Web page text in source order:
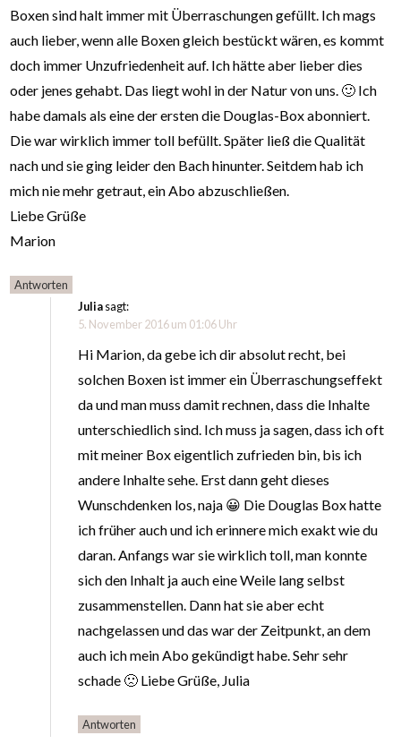
Boxen sind halt immer mit Überraschungen gefüllt. Ich mags
auch lieber, wenn alle Boxen gleich bestückt wären, es kommt
doch immer Unzufriedenheit auf. Ich hätte aber lieber dies
oder jenes gehabt. Das liegt wohl in der Natur von uns. 🙂 Ich
habe damals als eine der ersten die Douglas-Box abonniert.
Die war wirklich immer toll befüllt. Später ließ die Qualität
nach und sie ging leider den Bach hinunter. Seitdem hab ich
mich nie mehr getraut, ein Abo abzuschließen.
Liebe Grüße
Marion
Antworten
Juliasagt:
5. November 2016 um 01:06 Uhr
Hi Marion, da gebe ich dir absolut recht, bei
solchen Boxen ist immer ein Überraschungseffekt
da und man muss damit rechnen, dass die Inhalte
unterschiedlich sind. Ich muss ja sagen, dass ich oft
mit meiner Box eigentlich zufrieden bin, bis ich
andere Inhalte sehe. Erst dann geht dieses
Wunschdenken los, naja 😀 Die Douglas Box hatte
ich früher auch und ich erinnere mich exakt wie du
daran. Anfangs war sie wirklich toll, man konnte
sich den Inhalt ja auch eine Weile lang selbst
zusammenstellen. Dann hat sie aber echt
nachgelassen und das war der Zeitpunkt, an dem
auch ich mein Abo gekündigt habe. Sehr sehr
schade 🙁 Liebe Grüße, Julia
Antworten